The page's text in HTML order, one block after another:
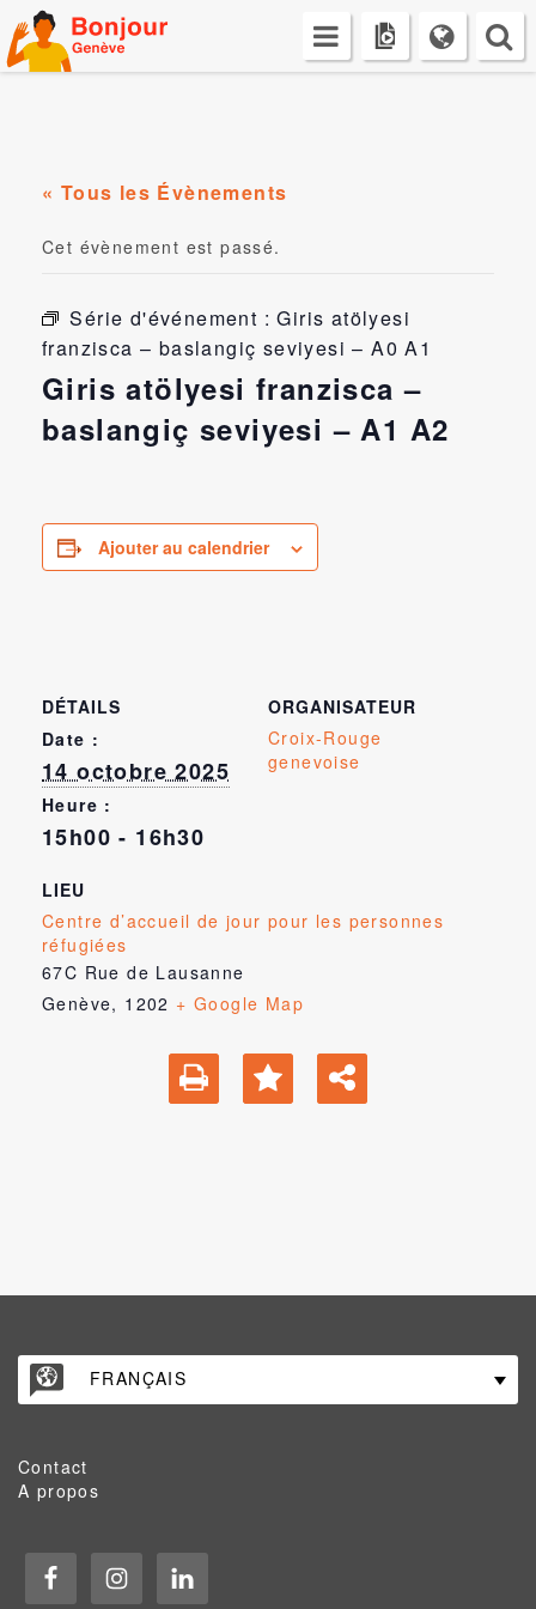
Skip
to
content
« Tous les Évènements
Cet évènement est passé.
Série d'événement :Giris atölyesi
franzisca – baslangiç seviyesi – A0 A1
Giris atölyesi franzisca –
baslangiç seviyesi – A1 A2
DÉTAILS
Date :
14 octobre 2025
Heure :
15h00 - 16h30
LIEU
Centre d’accueil de jour pour les personnes
réfugiées
67C Rue de Lausanne
Genève, 1202 + Google Map
ORGANISATEUR
Croix-Rouge
genevoise
Ajouter au calendrier
FRANÇAIS
Contact
A propos